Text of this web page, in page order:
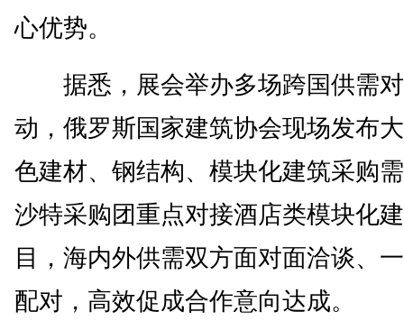
心优势。
据悉，展会举办多场跨国供需
动，俄罗斯国家建筑协会现场发布
色建材、钢结构、模块化建筑采购
沙特采购团重点对接酒店类模块化
目，海内外供需双方面对面洽谈、
配对，高效促成合作意向达成。